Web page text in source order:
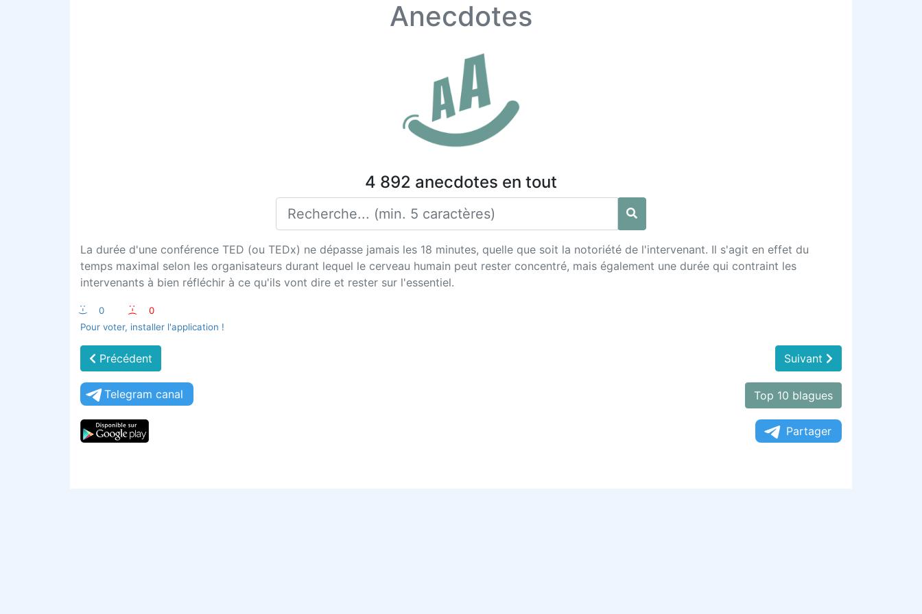
Anecdotes
4 892 anecdotes en tout
La durée d'une conférence TED (ou TEDx) ne dépasse jamais les 18 minutes, quelle que soit la notoriété de l'intervenant. Il s'agit en effet du
temps maximal selon les organisateurs durant lequel le cerveau humain peut rester concentré, mais également une durée qui contraint les
intervenants à bien réfléchir à ce qu'ils vont dire et rester sur l'essentiel.
:-) 0 :-(
0
Pour voter, installer l'application !
Précédent Suivant
Telegram canal Top 10 blagues
Partager